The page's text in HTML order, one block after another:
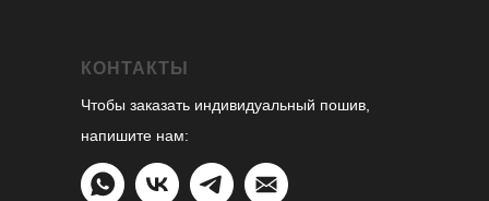
КОНТАКТЫ
Чтобы заказать индивидуальный пошив,
напишите нам: